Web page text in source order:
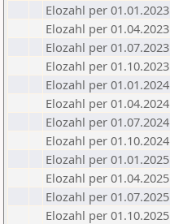
Elozahl per 01.01.2023
Elozahl per 01.04.2023
Elozahl per 01.07.2023
Elozahl per 01.10.2023
Elozahl per 01.01.2024
Elozahl per 01.04.2024
Elozahl per 01.07.2024
Elozahl per 01.10.2024
Elozahl per 01.01.2025
Elozahl per 01.04.2025
Elozahl per 01.07.2025
Elozahl per 01.10.2025